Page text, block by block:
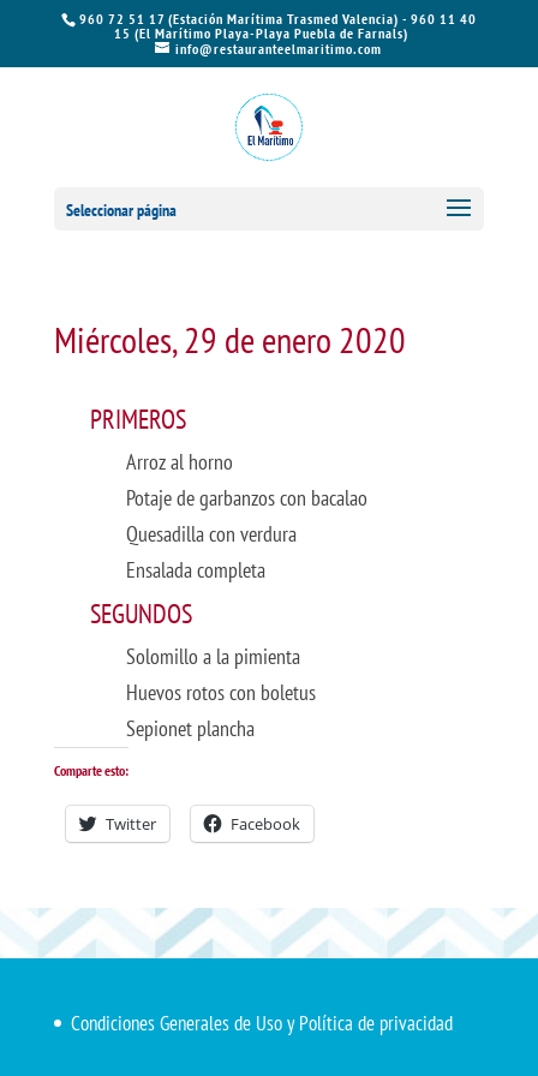
960 72 51 17 (Estación Marítima Trasmed Valencia) - 960 11 40
15 (El Marítimo Playa-Playa Puebla de Farnals)
info@restauranteelmaritimo.com
Seleccionar página
Miércoles, 29 de enero 2020
PRIMEROS
Arroz al horno
Potaje de garbanzos con bacalao
Quesadilla con verdura
Ensalada completa
SEGUNDOS
Solomillo a la pimienta
Huevos rotos con boletus
Sepionet plancha
Comparte esto:
Twitter Facebook
Condiciones Generales de Uso y Política de privacidad